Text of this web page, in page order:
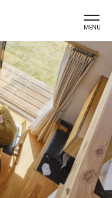
MENU